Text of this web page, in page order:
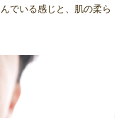
でいる感じと、肌の柔ら